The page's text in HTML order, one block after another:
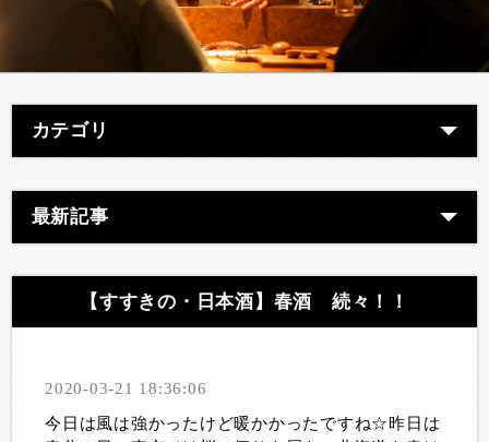
カテゴリ
最新記事
【すすきの・日本酒】春酒 続々！！
2020-03-21 18:36:06
今日は風は強かったけど暖かかったですね☆昨日は